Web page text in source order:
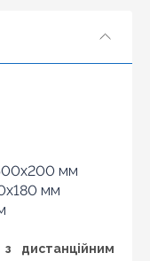
мм
мм
дистанційним